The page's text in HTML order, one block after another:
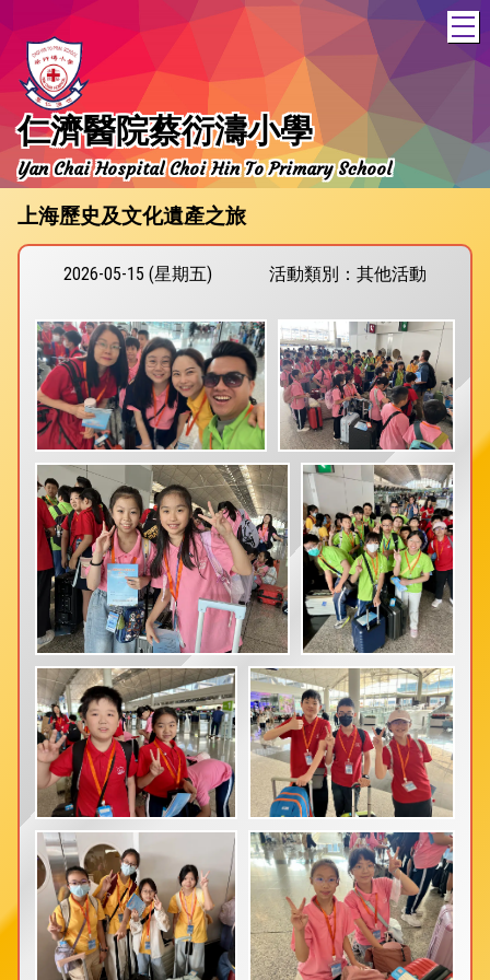
仁濟醫院蔡衍濤小學
Yan Chai Hospital Choi Hin To Primary School
上海歷史及文化遺產之旅
2026-05-15 (星期五) 活動類別：其他活動